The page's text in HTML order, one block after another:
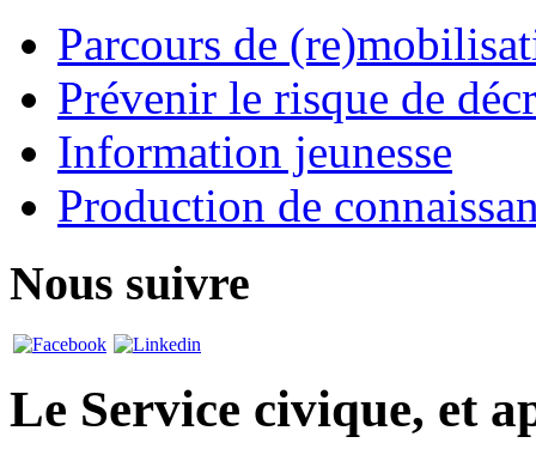
Parcours de
Prévenir le risque de
Information jeunesse
Production de
Nous suivre
Le Service civique, et